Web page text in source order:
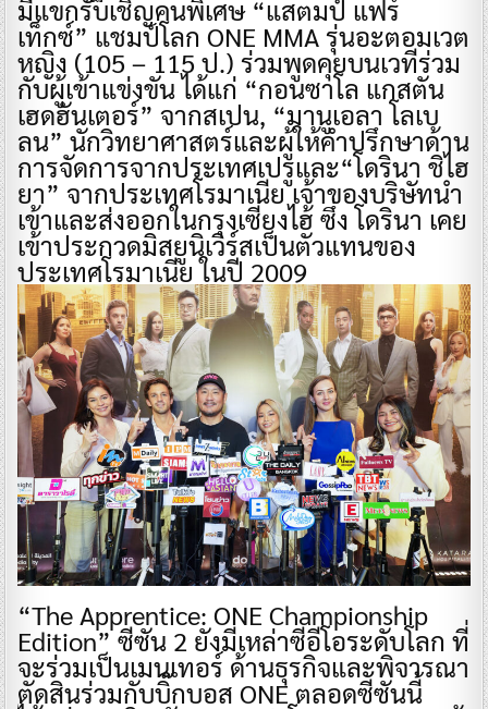
มีแขกรับเชิญคนพิเศษ “แสตมป์ แฟร์
เท็กซ์” แชมป์โลก ONE MMA รุ่นอะตอมเวต
หญิง (105 – 115 ป.) ร่วมพูดคุยบนเวทีร่วม
กับผู้เข้าแข่งขัน ได้แก่ “กอนซาโล แกสตัน
เฮดฮันเตอร์” จากสเปน, “มานูเอลา โลเบ
ลน” นักวิทยาศาสตร์และผู้ให้คำปรึกษาด้าน
การจัดการจากประเทศเปรูและ“โดรินา ชิไฮ
ยา” จากประเทศโรมาเนีย เจ้าของบริษัทนำ
เข้าและส่งออกในกรุงเซี่ยงไฮ้ ซึ่ง โดรินา เคย
เข้าประกวดมิสยูนิเวิร์สเป็นตัวแทนของ
ประเทศโรมาเนีย ในปี 2009
“The Apprentice: ONE Championship
Edition” ซีซัน 2 ยังมีเหล่าซีอีโอระดับโลก ที่
จะร่วมเป็นเมนเทอร์ ด้านธุรกิจและพิจารณา
ตัดสินร่วมกับบิ๊กบอส ONE ตลอดซีซันนี้